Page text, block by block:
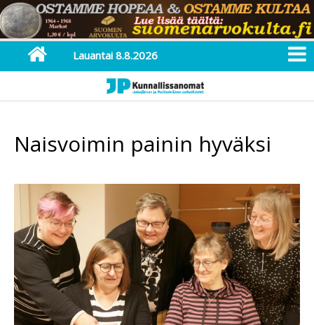
Lauantai 8.8.2026
Naisvoimin painin hyväksi